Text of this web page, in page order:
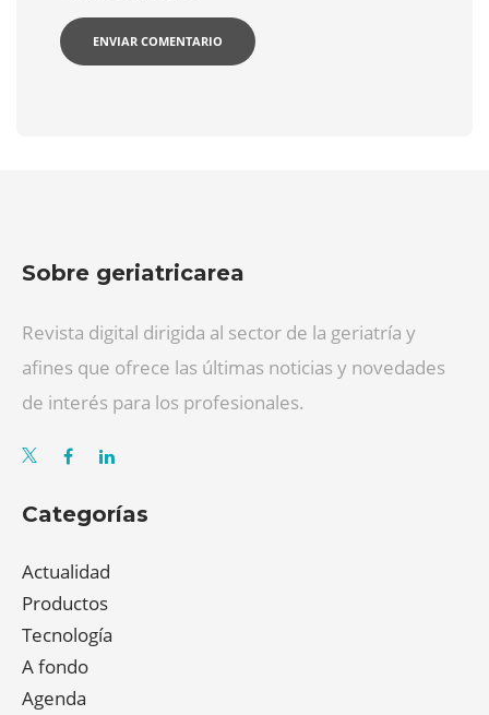
Sobre geriatricarea
Revista digital dirigida al sector de la geriatría y
afines que ofrece las últimas noticias y novedades
de interés para los profesionales.
Categorías
Actualidad
Productos
Tecnología
A fondo
Agenda